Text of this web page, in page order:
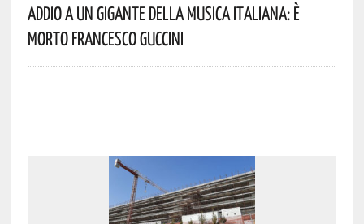
Addio A Un Gigante Della Musica Italiana: È
Morto Francesco Guccini